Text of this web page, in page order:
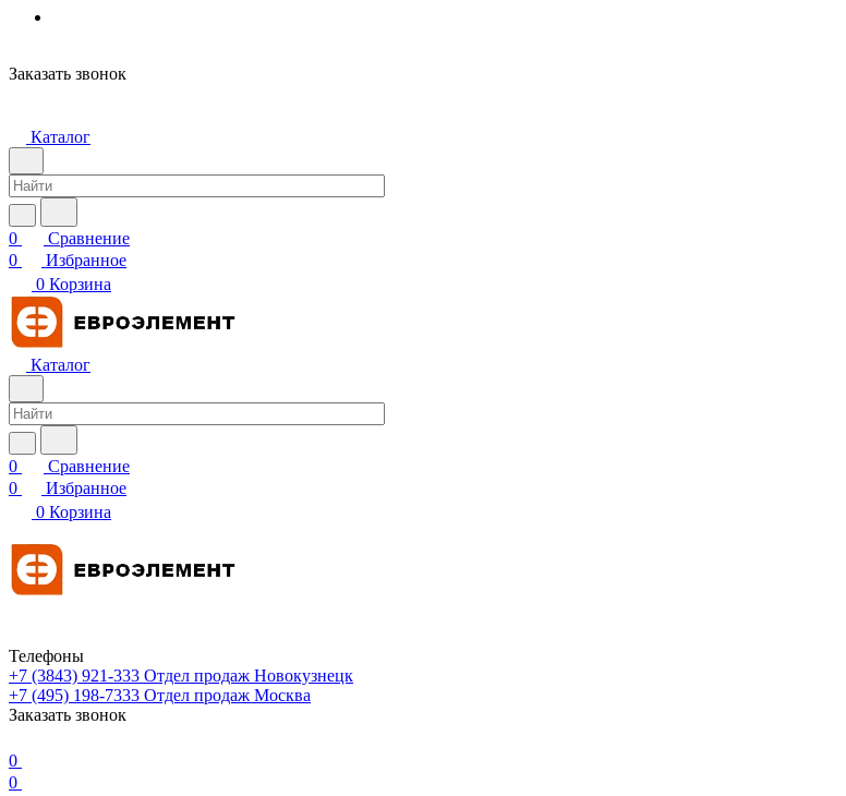
Заказать звонок
Каталог
0
Сравнение
0
Избранное
0 Корзина
Каталог
0
Сравнение
0
Избранное
0 Корзина
Телефоны
+7 (3843) 921-333 Отдел продаж Новокузнецк
+7 (495) 198-7333 Отдел продаж Москва
Заказать звонок
0
0